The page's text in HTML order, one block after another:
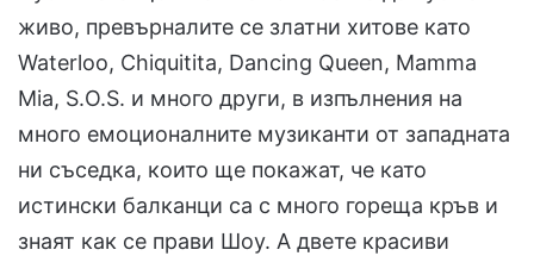
живо, превърналите се златни хитове като
Waterloo, Chiquitita, Dancing Queen, Mamma
Mia, S.O.S. и много други, в изпълнения на
много емоционалните музиканти от западната
ни съседка, които ще покажат, че като
истински балканци са с много гореща кръв и
знаят как се прави Шоу. А двете красиви